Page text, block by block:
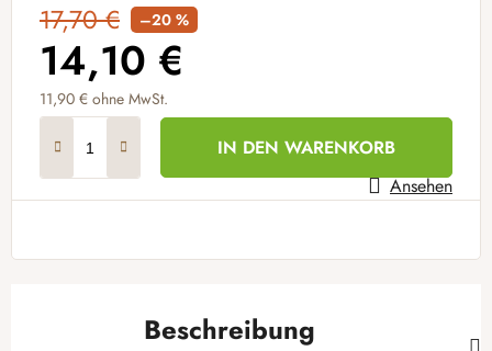
17,70 € –20 %
14,10 €
11,90 € ohne MwSt.
IN DEN WARENKORB
Ansehen
Beschreibung